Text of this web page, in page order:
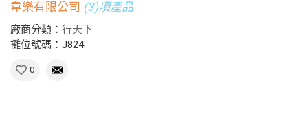
韋樂有限公司 (3)項產品
廠商分類： 行天下
攤位號碼：J824
0